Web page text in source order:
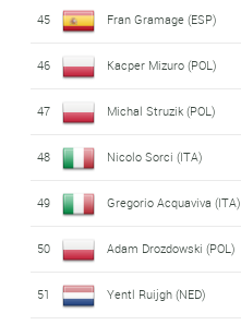
45 Fran Gramage (ESP)
46 Kacper Mizuro (POL)
47 Michal Struzik (POL)
48 Nicolo Sorci (ITA)
49 Gregorio Acquaviva (ITA)
50 Adam Drozdowski (POL)
51 Yentl Ruijgh (NED)